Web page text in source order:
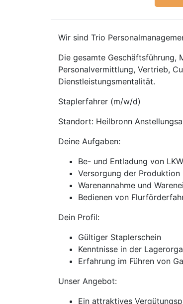
Wir sind Trio
Die gesamte Geschäftsführung,
Personalvermittlung, Vertrieb,
Dienstleistungsmentalität.
Staplerfahrer (m/w/d)
Standort: Heilbronn
Deine Aufgaben:
Be- und Entladung von
Versorgung der Produktion
Warenannahme und
Bedienen von
Dein Profil:
Gültiger Staplerschein
Kenntnisse in der
Erfahrung im Führen von
Unser Angebot:
Ein attraktives